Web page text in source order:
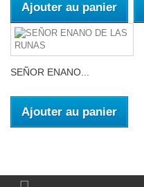
Ajouter au panier
SEÑOR ENANO...
Ajouter au panier